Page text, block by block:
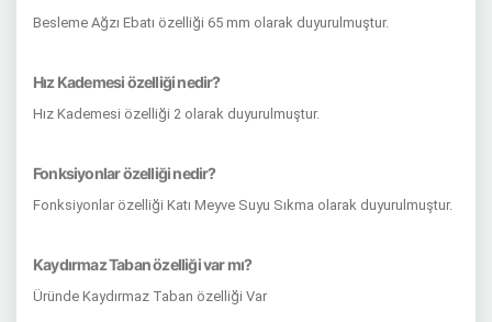
Besleme Ağzı Ebatı özelliği 65 mm olarak duyurulmuştur.
Hız Kademesi özelliği nedir?
Hız Kademesi özelliği 2 olarak duyurulmuştur.
Fonksiyonlar özelliği nedir?
Fonksiyonlar özelliği Katı Meyve Suyu Sıkma olarak duyurulmuştur.
Kaydırmaz Taban özelliği var mı?
Üründe Kaydırmaz Taban özelliği Var